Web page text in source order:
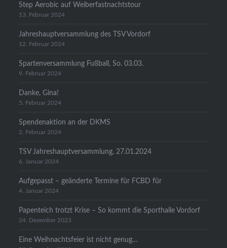
Step Aerobic auf Weiberfastnachtstour
13. Februar 2024
Jahreshauptversammlung des TSV Vordorf
12. Februar 2024
Spartenversammlung Fußball, So. 03.03.
9. Februar 2024
Danke, Gina!
5. Februar 2024
Spendenaktion an der DKMS
2. Februar 2024
TSV Jahreshauptversammlung, 27.01.2024
6. Januar 2024
Aufgepasst – geänderte Termine für FCBD für
4. Januar 2024
Papenteich trotzt Krise – So kommt die Sporthalle Vordorf
24. Dezember 2023
Eine Weihnachtsfeier ist nicht genug…